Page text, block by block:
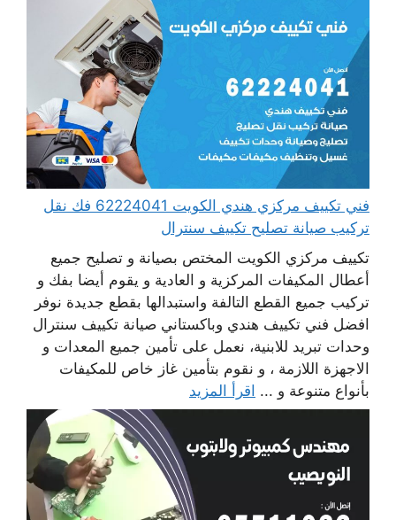
فني تكييف مركزي هندي الكويت 62224041 فك نقل
تركيب صيانة تصليح تكييف سنترال
تكييف مركزي الكويت المختص بصيانة و تصليح جميع
أعطال المكيفات المركزية و العادية و يقوم أيضا بفك و
تركيب جميع القطع التالفة واستبدالها بقطع جديدة نوفر
افضل فني تكييف هندي وباكستاني صيانة تكييف سنترال
وحدات تبريد للابنية، نعمل على تأمين جميع المعدات و
الاجهزة اللازمة ، و نقوم بتأمين غاز خاص للمكيفات
بأنواع متنوعة و ... اقرأ المزيد